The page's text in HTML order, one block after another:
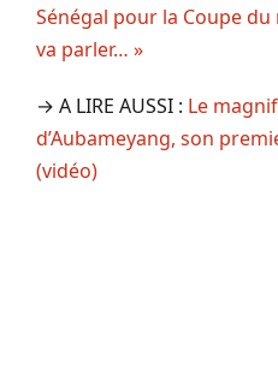
Sénégal pour la Coupe du
va parler… »
→ A LIRE AUSSI : Le
d’Aubameyang, son
(vidéo)